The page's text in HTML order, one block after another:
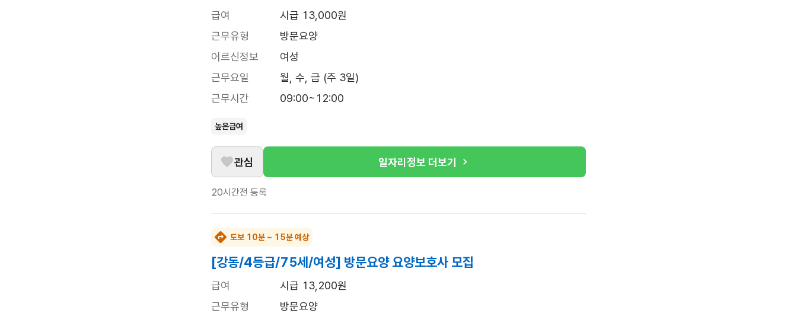
급여
시급 13,000원
근무유형
방문요양
어르신정보
여성
근무요일
월, 수, 금 (주 3일)
근무시간
09:00~12:00
높은급여
관심 일자리정보 더보기
20시간전 등록
도보 10분 ~ 15분 예상
[강동/4등급/75세/여성] 방문요양 요양보호사 모집
급여
시급 13,200원
근무유형
방문요양